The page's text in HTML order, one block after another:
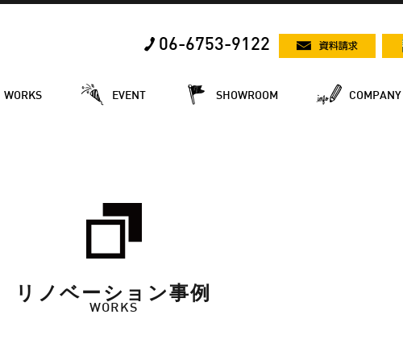
06-6753-9122
WORKS EVENT SHOWROOM COMPANY
リノベーション事例
WORKS